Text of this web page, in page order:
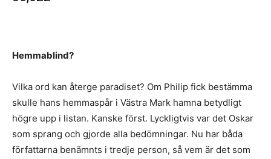
Hemmablind?
Vilka ord kan återge paradiset? Om Philip fick bestämma
skulle hans hemmaspår i Västra Mark hamna betydligt
högre upp i listan. Kanske först. Lyckligtvis var det Oskar
som sprang och gjorde alla bedömningar. Nu har båda
författarna benämnts i tredje person, så vem är det som